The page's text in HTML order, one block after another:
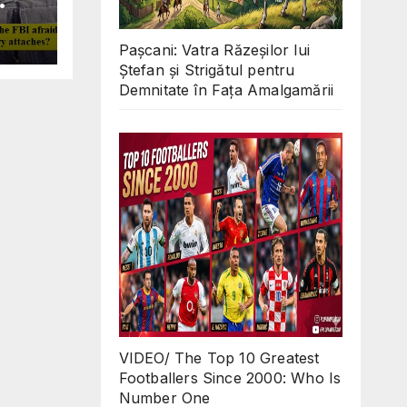
in
Pașcani: Vatra Răzeșilor lui
Ștefan și Strigătul pentru
Demnitate în Fața Amalgamării
VIDEO/ The Top 10 Greatest
Footballers Since 2000: Who Is
Number One